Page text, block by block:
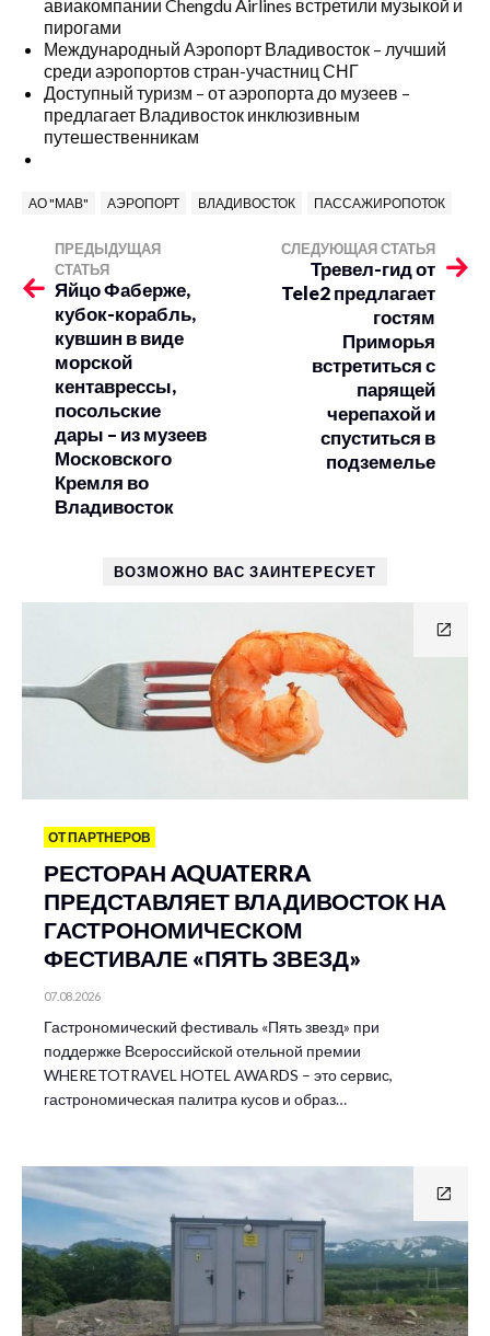
авиакомпании Chengdu Airlines встретили музыкой и
пирогами
Международный Аэропорт Владивосток – лучший
среди аэропортов стран-участниц СНГ
Доступный туризм – от аэропорта до музеев –
предлагает Владивосток инклюзивным
путешественникам
АО "МАВ" АЭРОПОРТ ВЛАДИВОСТОК ПАССАЖИРОПОТОК
ПРЕДЫДУЩАЯ
СТАТЬЯ
Яйцо Фаберже,
кубок-корабль,
кувшин в виде
морской
кентаврессы,
посольские
дары – из музеев
Московского
Кремля во
Владивосток
СЛЕДУЮЩАЯ СТАТЬЯ
Тревел-гид от
Tele2 предлагает
гостям
Приморья
встретиться с
парящей
черепахой и
спуститься в
подземелье
ВОЗМОЖНО ВАС ЗАИНТЕРЕСУЕТ
ОТ ПАРТНЕРОВ
РЕСТОРАН AQUATERRA
ПРЕДСТАВЛЯЕТ ВЛАДИВОСТОК НА
ГАСТРОНОМИЧЕСКОМ
ФЕСТИВАЛЕ «ПЯТЬ ЗВЕЗД»
07.08.2026
Гастрономический фестиваль «Пять звезд» при
поддержке Всероссийской отельной премии
WHERETOTRAVEL HOTEL AWARDS – это сервис,
гастрономическая палитра кусов и образ…